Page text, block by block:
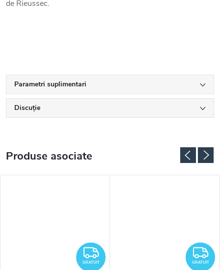
de Rieussec.
Parametri suplimentari
Discuţie
Produse asociate
GRATUIT
GRATUIT GRATUIT